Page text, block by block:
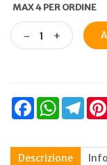
MAX 4 PER ORDINE
- +
FacebookWhatsApp
Descrizione